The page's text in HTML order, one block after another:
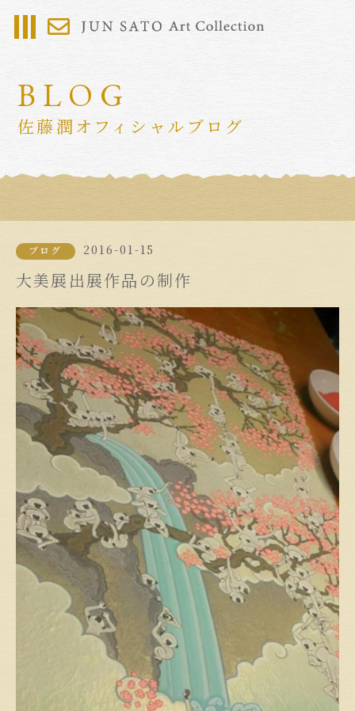
BLOG
佐藤潤オフィシャルブログ
ブログ 2016-01-15
大美展出展作品の制作